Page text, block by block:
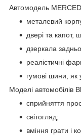
Автомодель
металевий
двері та капот,
дзеркала
реалістичні
гумові шини, як
Моделі автомобілів
сприйняття
світогляд;
вміння грати і